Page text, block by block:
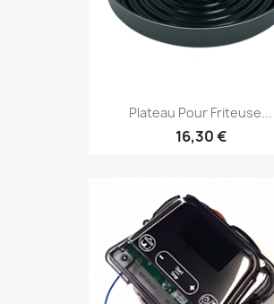
Plateau Pour Friteuse...
16,30 €